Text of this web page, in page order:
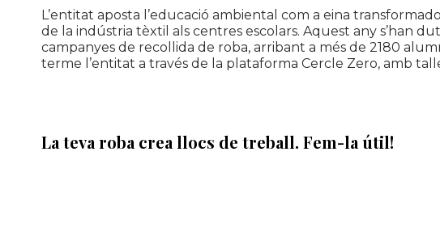
L’entitat aposta l’educació ambiental com a eina
de la indústria tèxtil als centres escolars. Aquest any s’han
campanyes de recollida de roba, arribant a més de 2180
terme l’entitat a través de la plataforma Cercle Zero, amb
La teva roba crea llocs de treball. Fem-la útil!